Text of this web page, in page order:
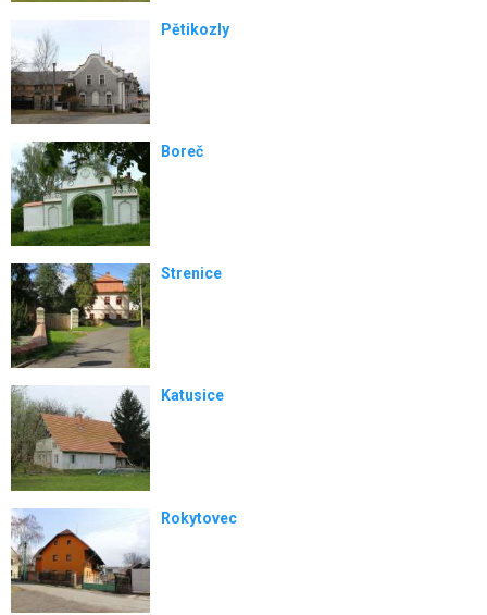
Pětikozly
Boreč
Strenice
Katusice
Rokytovec